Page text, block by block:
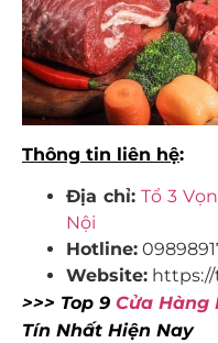
Thông tin liên hệ:
Địa chỉ: Tổ 3
Nội
Hotline:
Website:
>>> Top 9 Cửa Hàng
Tín Nhất Hiện Nay